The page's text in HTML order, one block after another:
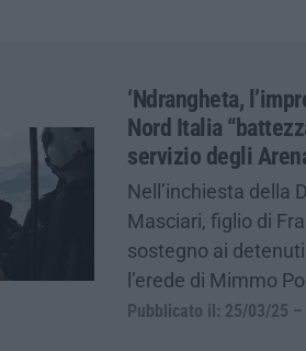
‘Ndrangheta,
Nord Italia
servizio degli
Nell’inchiesta della
Masciari, figlio di
sostegno ai
l’erede di Mimmo
Pubblicato il: 25/03/25 –